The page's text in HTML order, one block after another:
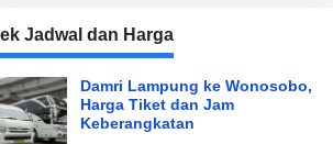
Jadwal dan Harga
Damri Lampung ke Wonosobo,
Harga Tiket dan Jam
Keberangkatan